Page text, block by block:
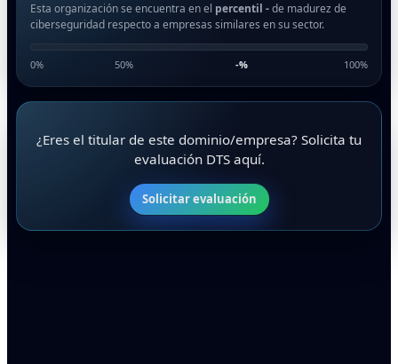
Esta organización se encuentra en el percentil -de madurez de
ciberseguridad respecto a empresas similares en su sector.
0% 50% -% 100%
¿Eres el titular de este dominio/empresa? Solicita tu
evaluación DTS aquí.
Solicitar evaluación